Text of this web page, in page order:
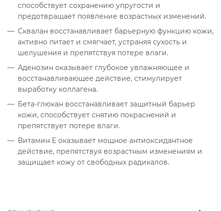
способствует сохранению упругости и
предотвращает появление возрастных изменений.
Сквалан восстанавливает барьерную функцию кожи,
активно питает и смягчает, устраняя сухость и
шелушения и препятствуя потере влаги.
Аденозин оказывает глубокое увлажняющее и
восстанавливающее действие, стимулирует
выработку коллагена.
Бета-глюкан восстанавливает защитный барьер
кожи, способствует снятию покраснений и
препятствует потере влаги.
Витамин Е оказывает мощное антиоксидантное
действие, препятствуя возрастным изменениям и
защищает кожу от свободных радикалов.